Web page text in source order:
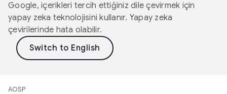
Google, içerikleri tercih ettiğiniz dile çevirmek için
yapay zeka teknolojisini kullanır. Yapay zeka
çevirilerinde hata olabilir.
AOSP